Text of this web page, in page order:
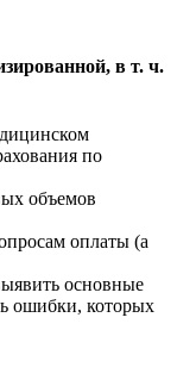
в т. ч.
по
объемов
оплаты (а
основные
ошибки, которых